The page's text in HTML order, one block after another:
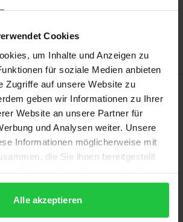
Cookies
um Inhalte und Anzeigen zu
für soziale Medien anbieten
Zugriffe auf unsere Website zu
geben wir Informationen zu Ihrer
Website an unsere Partner für
und Analysen weiter. Unsere
Informationen möglicherweise mit
die Sie ihnen bereitgestellt
Alle akzeptieren
hinzufügen
europäischer
die EUInsVO, konnte sich
des Unionsgesetzgebers zur
Die Untersuchung beschäftigt